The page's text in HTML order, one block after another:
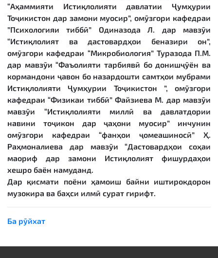
“Аҳаммияти Истиқлолияти давлатии Ҷумҳурии
Тоҷикистон дар замони муосир”, омӯзгори кафедраи
”Психологияи тиббӣ” Одиназода Л. дар мавзӯи
“Истиқлолият ва дастовардҳои беназири он”,
омӯзгори кафедраи “Микробиология” Туразода П.М.
дар мавзӯи “Фаъолияти тарбиявӣ бо донишҷӯён ва
кормандони ҷавон бо назардошти самтҳои мубрами
Истиқлолияти Ҷумҳурии Тоҷикистон ”, омӯзгори
кафедраи “Физикаи тиббӣ” Файзиева М. дар мавзӯи
мавзӯи “Истиқлолияти миллӣ ва давлатдории
навини тоҷикон дар ҷаҳони муосир” инчунин
омӯзгори кафедраи “фанҳои ҷомеашиносӣ” Ҳ.
Раҳмоналиева дар мавзӯи “Дастовардҳои соҳаи
маориф дар замони Истиқлолият фишурдаҳои
хешро баён намуданд.
Дар қисмати поёни ҳамоиш байни иштирокдорон
музокира ва баҳси илмӣ сурат гирифт.
Ба рӯйхат